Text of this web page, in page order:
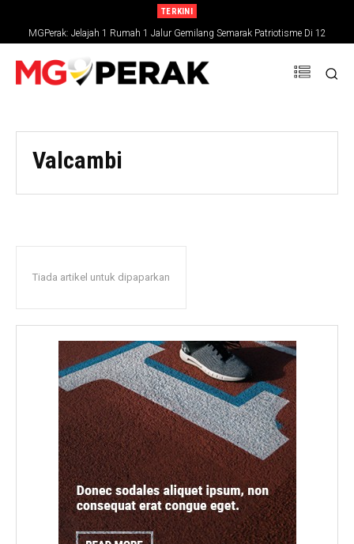
TERKINI
MGPerak: Jelajah 1 Rumah 1 Jalur Gemilang Semarak Patriotisme Di 12
Daerah Perak
Valcambi
Tiada artikel untuk dipaparkan